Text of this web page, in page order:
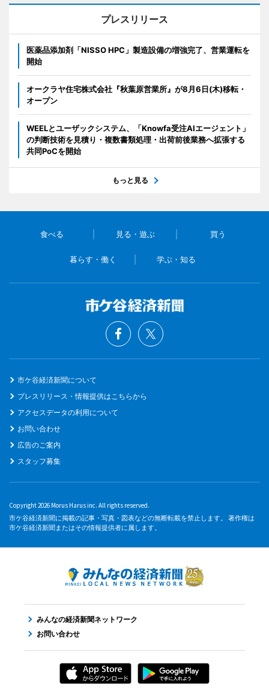
プレスリリース
医薬品添加剤「NISSO HPC」製造設備の増強完了、営業運転を
開始
オークラヤ住宅株式会社『秋葉原営業所』が8月6日(木)移転・
オープン
WEELとユーザックシステム、「Knowfa受注AIエージェント」
の判断技術を見積り・複数書類処理・出荷前後業務へ拡張する
共同PoCを開始
もっと見る
食べる 見る・遊ぶ 買う
暮らす・働く 学ぶ・知る
市ケ谷経済新聞について
プレスリリース・情報提供はこちらから
アクセスデータの利用について
お問い合わせ
広告のご案内
スタッフ募集
Copyright 2026 Morus Harus inc. All rights reserved.
市ケ谷経済新聞に掲載の記事・写真・図表などの無断転載を禁止します。 著作権は
市ケ谷経済新聞またはその情報提供者に属します。
みんなの経済新聞ネットワーク
お問い合わせ